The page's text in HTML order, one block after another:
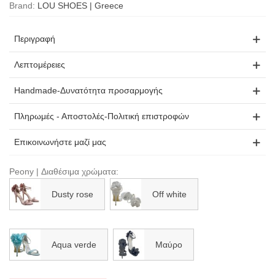
Brand: LOU SHOES | Greece
Περιγραφή
Λεπτομέρειες
Handmade-Δυνατότητα προσαρμογής
Πληρωμές - Αποστολές-Πολιτική επιστροφών
Επικοινωνήστε μαζί μας
Peony | Διαθέσιμα χρώματα:
Dusty rose Off white
Aqua verde Μαύρο